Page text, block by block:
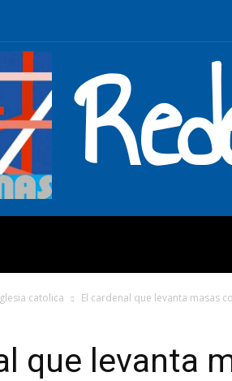
catolica El cardenal que levanta masas
que levanta